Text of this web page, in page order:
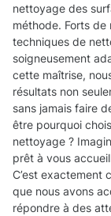
nettoyage des
méthode. Forts
techniques de
soigneusement
cette maîtrise,
résultats non
sans jamais faire
être pourquoi
nettoyage ?
prêt à vous
C’est exactement
que nous avons
répondre à des